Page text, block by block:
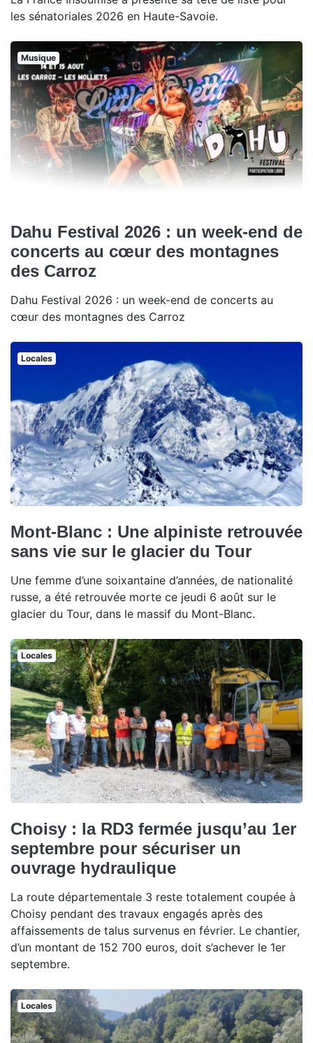
les sénatoriales 2026 en Haute-Savoie.
Musique
Dahu Festival 2026 : un week-end de
concerts au cœur des montagnes
des Carroz
Dahu Festival 2026 : un week-end de concerts au
cœur des montagnes des Carroz
Locales
Mont-Blanc : Une alpiniste retrouvée
sans vie sur le glacier du Tour
Une femme d’une soixantaine d’années, de nationalité
russe, a été retrouvée morte ce jeudi 6 août sur le
glacier du Tour, dans le massif du Mont-Blanc.
Locales
Choisy : la RD3 fermée jusqu’au 1er
septembre pour sécuriser un
ouvrage hydraulique
La route départementale 3 reste totalement coupée à
Choisy pendant des travaux engagés après des
affaissements de talus survenus en février. Le chantier,
d’un montant de 152 700 euros, doit s’achever le 1er
septembre.
Locales